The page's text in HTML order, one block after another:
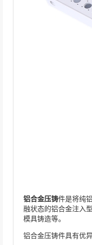
铝合金压铸件是将纯
融状态的铝合金注入
模具铸造等。
铝合金压铸件具有优